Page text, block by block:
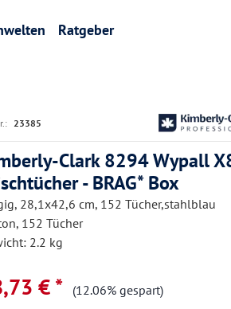
Ratgeber
23385
Clark 8294 Wypall
- BRAG* Box
28,1x42,6 cm, 152 Tücher,stahlblau
152 Tücher
2.2 kg
€ * (12.06% gespart)